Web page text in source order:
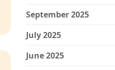
September 2025
July 2025
June 2025